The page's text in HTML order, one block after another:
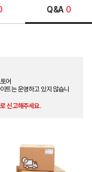
Q&A 0
어
트는 운영하고 있지 않습니
신고해주세요.